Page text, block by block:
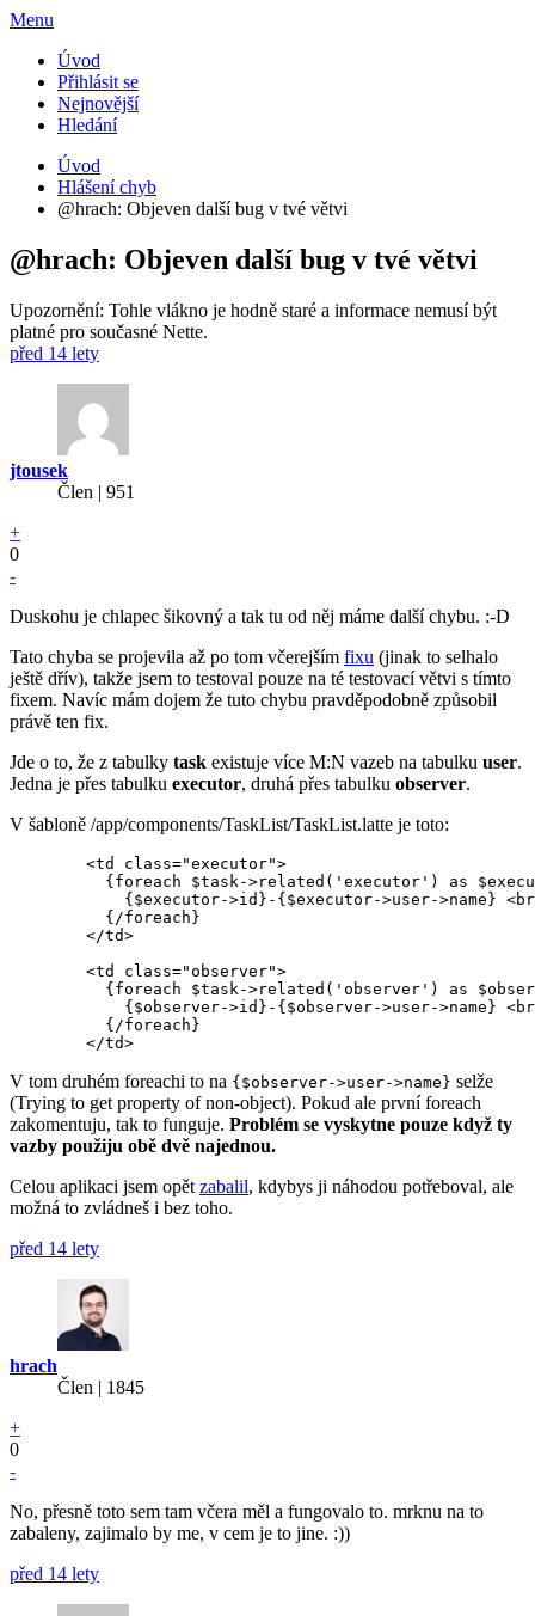
Menu
Úvod
Přihlásit se
Nejnovější
Hledání
Úvod
Hlášení chyb
@hrach: Objeven další bug v tvé větvi
@hrach: Objeven další bug v tvé větvi
Upozornění: Tohle vlákno je hodně staré a informace nemusí být
platné pro současné Nette.
před 14 lety
jtousek
Člen | 951
+
0
-
Duskohu je chlapec šikovný a tak tu od něj máme další chybu. :-D
Tato chyba se projevila až po tom včerejším fixu (jinak to selhalo
ještě dřív), takže jsem to testoval pouze na té testovací větvi s tímto
fixem. Navíc mám dojem že tuto chybu pravděpodobně způsobil
právě ten fix.
Jde o to, že z tabulky task existuje více M:N vazeb na tabulku user.
Jedna je přes tabulku executor, druhá přes tabulku observer.
V šabloně /app/components/TaskList/TaskList.latte je toto:
        <td class="executor">
{foreach $task->related('executor') as
{$executor->id}-{$executor->user->name}
          {/foreach}
        </td>
        <td class="observer">
{foreach $task->related('observer') as
{$observer->id}-{$observer->user->name}
          {/foreach}
V tom druhém foreachi to na {$observer->user->name} selže
(Trying to get property of non-object). Pokud ale první foreach
zakomentuju, tak to funguje. Problém se vyskytne pouze když ty
vazby použiju obě dvě najednou.
Celou aplikaci jsem opět zabalil, kdybys ji náhodou potřeboval, ale
možná to zvládneš i bez toho.
před 14 lety
hrach
Člen | 1845
+
0
-
No, přesně toto sem tam včera měl a fungovalo to. mrknu na to
zabaleny, zajimalo by me, v cem je to jine. :))
před 14 lety